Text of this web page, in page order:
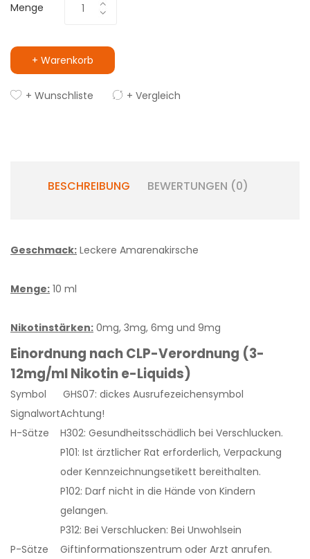
Menge
+ Warenkorb
+ Wunschliste + Vergleich
BESCHREIBUNG BEWERTUNGEN (0)
Geschmack: Leckere Amarenakirsche
Menge: 10 ml
Nikotinstärken: 0mg, 3mg, 6mg und 9mg
Einordnung nach CLP-Verordnung (3-
12mg/ml Nikotin e-Liquids)
Symbol
GHS07: dickes Ausrufezeichensymbol
SignalwortAchtung!
H-Sätze
H302: Gesundheitsschädlich bei Verschlucken.
P-Sätze
P101: Ist ärztlicher Rat erforderlich, Verpackung
oder Kennzeichnungsetikett bereithalten.
P102: Darf nicht in die Hände von Kindern
gelangen.
P312: Bei Verschlucken: Bei Unwohlsein
Giftinformationszentrum oder Arzt anrufen.